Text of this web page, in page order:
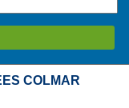
COLMAR